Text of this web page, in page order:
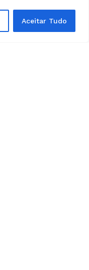
Aceitar Tudo